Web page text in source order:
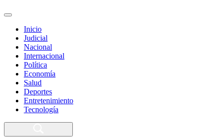
Inicio
Judicial
Nacional
Internacional
Política
Economía
Salud
Deportes
Entretenimiento
Tecnología